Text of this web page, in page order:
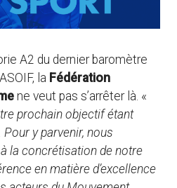
A2 du dernier baromètre
la Fédération
ne veut pas s’arrêter là. «
prochain objectif étant
Pour y parvenir, nous
la concrétisation de notre
en matière d’excellence